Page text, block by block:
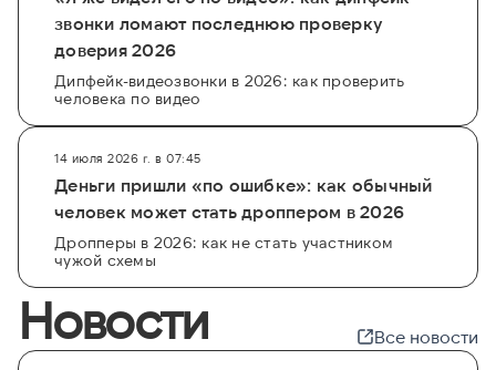
звонки ломают последнюю проверку
доверия 2026
Дипфейк-видеозвонки в 2026: как проверить
человека по видео
14 июля 2026 г. в 07:45
Деньги пришли «по ошибке»: как обычный
человек может стать дроппером в 2026
Дропперы в 2026: как не стать участником
чужой схемы
Новости Все новости